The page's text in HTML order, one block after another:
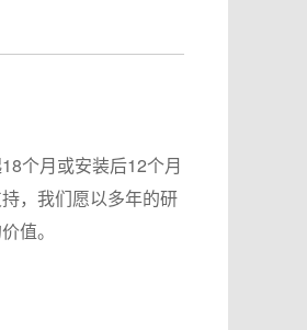
个月或安装后12个月
，我们愿以多年的研
值。